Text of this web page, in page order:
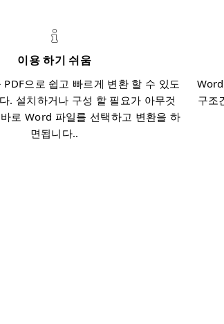
이용 하기 쉬움
으로 쉽고 빠르게 변환 할 수 있도
. 설치하거나 구성 할 필요가 아무것
로 Word 파일를 선택하고 변환을 하
면됩니다..
구조